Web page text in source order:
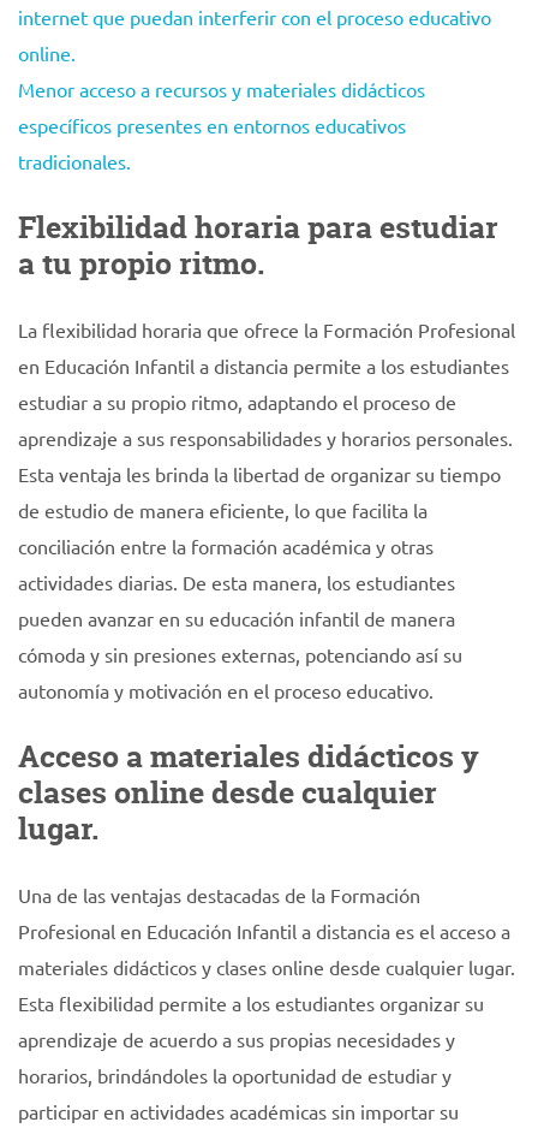
internet que puedan interferir con el proceso educativo
online.
Menor acceso a recursos y materiales didácticos
específicos presentes en entornos educativos
tradicionales.
Flexibilidad horaria para estudiar
a tu propio ritmo.
La flexibilidad horaria que ofrece la Formación Profesional
en Educación Infantil a distancia permite a los estudiantes
estudiar a su propio ritmo, adaptando el proceso de
aprendizaje a sus responsabilidades y horarios personales.
Esta ventaja les brinda la libertad de organizar su tiempo
de estudio de manera eficiente, lo que facilita la
conciliación entre la formación académica y otras
actividades diarias. De esta manera, los estudiantes
pueden avanzar en su educación infantil de manera
cómoda y sin presiones externas, potenciando así su
autonomía y motivación en el proceso educativo.
Acceso a materiales didácticos y
clases online desde cualquier
lugar.
Una de las ventajas destacadas de la Formación
Profesional en Educación Infantil a distancia es el acceso a
materiales didácticos y clases online desde cualquier lugar.
Esta flexibilidad permite a los estudiantes organizar su
aprendizaje de acuerdo a sus propias necesidades y
horarios, brindándoles la oportunidad de estudiar y
participar en actividades académicas sin importar su